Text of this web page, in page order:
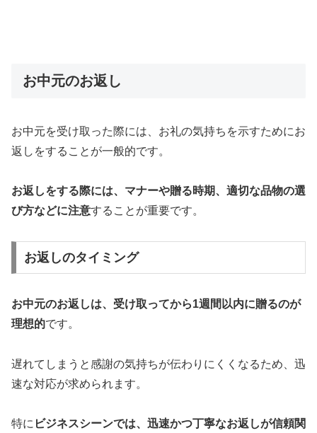
お中元のお返し
お中元を受け取った際には、お礼の気持ちを示すためにお
返しをすることが一般的です。
お返しをする際には、マナーや贈る時期、適切な品物の選
び方などに注意することが重要です。
お返しのタイミング
お中元のお返しは、受け取ってから1週間以内に贈るのが
理想的です。
遅れてしまうと感謝の気持ちが伝わりにくくなるため、迅
速な対応が求められます。
特に ビジネスシーンでは、迅速かつ丁寧なお返しが信頼関